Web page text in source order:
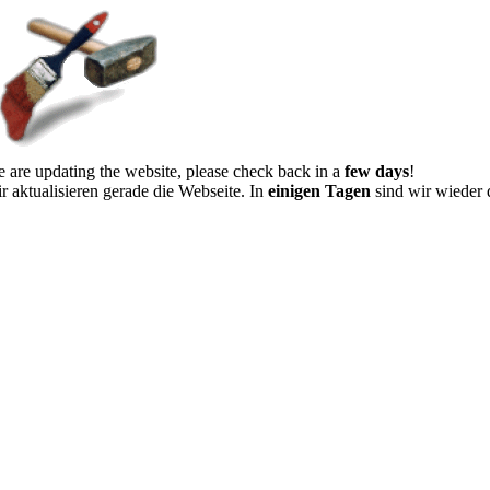
are updating the website, please check back in a few days!
aktualisieren gerade die Webseite. In einigen Tagen sind wir wieder